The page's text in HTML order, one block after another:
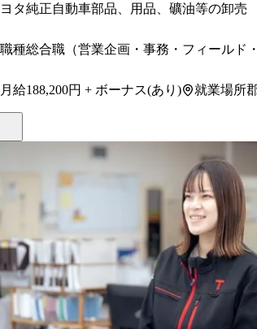
タ純正自動車部品、用品、礦油等の卸売
職種総合職（営業企画・事務・フィールド
月給188,200円 + ボーナス(あり) 就業場所